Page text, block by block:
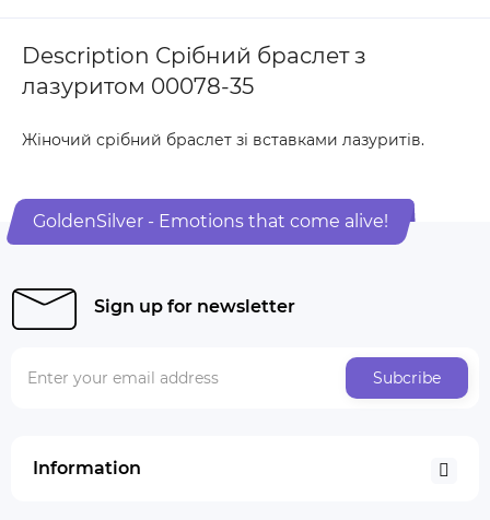
Description Срібний браслет з
лазуритом 00078-35
Жіночий срібний браслет зі вставками лазуритів.
GoldenSilver - Emotions that come alive!
Sign up for newsletter
Subcribe
Information